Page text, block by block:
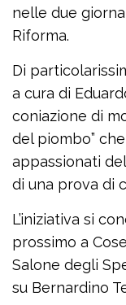
nelle due
Riforma.
Di
a cura di
coniazione di
del piombo”
appassionati
di una prova di
L’iniziativa si
prossimo a
Salone degli
su Bernardino